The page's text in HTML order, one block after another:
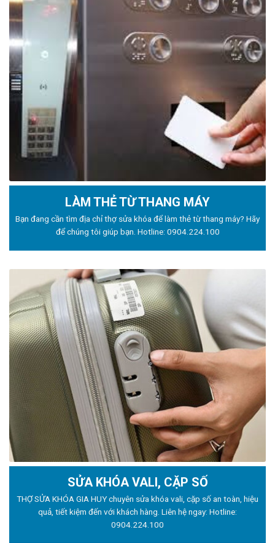
LÀM THẺ TỪ THANG MÁY
Bạn đang cần tìm địa chỉ thợ sửa khóa để làm thẻ từ thang máy? Hãy
để chúng tôi giúp bạn. Hotline: 0904.224.100
SỬA KHÓA VALI, CẶP SỐ
THỢ SỬA KHÓA GIA HUY chuyên sửa khóa vali, cặp số an toàn, hiệu
quả, tiết kiệm đến với khách hàng. Liên hệ ngay: Hotline:
0904.224.100